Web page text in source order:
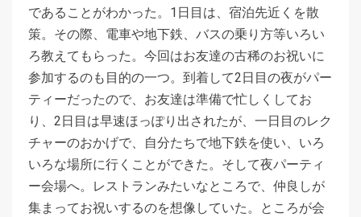
であることがわかった。1日目は、宿泊先近くを散
策。その際、電車や地下鉄、バスの乗り方等いろい
ろ教えてもらった。今回はお友達の古稀のお祝いに
参加するのも目的の一つ。到着して2日目の夜がパー
ティーだったので、お友達は準備で忙しくしてお
り、2日目は早速ほっぽり出されたが、一日目のレク
チャーのおかげで、自分たちで地下鉄を使い、いろ
いろな場所に行くことができた。そして夜パーティ
ー会場へ。レストランみたいなところで、仲良しが
集まってお祝いするのを想像していた。ところが会